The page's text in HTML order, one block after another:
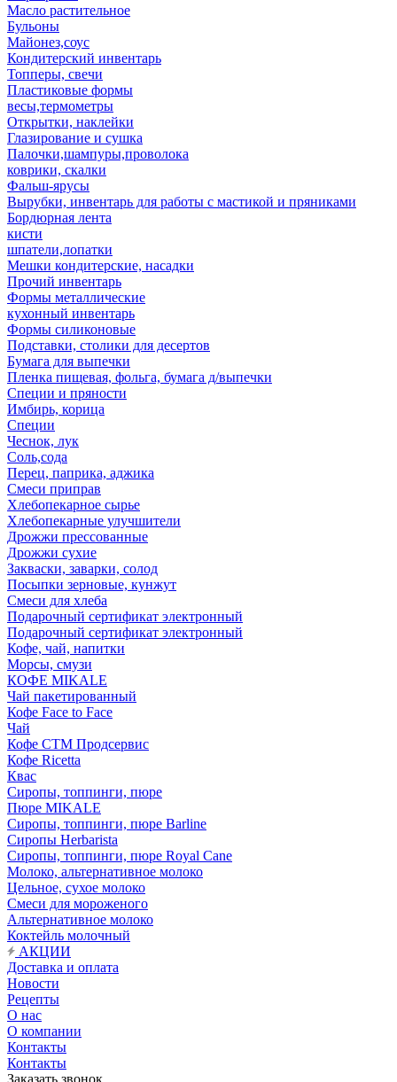
Масло растительное
Бульоны
Майонез,соус
Кондитерский инвентарь
Топперы, свечи
Пластиковые формы
весы,термометры
Открытки, наклейки
Глазирование и сушка
Палочки,шампуры,проволока
коврики, скалки
Фальш-ярусы
Вырубки, инвентарь для работы с мастикой и пряниками
Бордюрная лента
кисти
шпатели,лопатки
Мешки кондитерские, насадки
Прочий инвентарь
Формы металлические
кухонный инвентарь
Формы силиконовые
Подставки, столики для десертов
Бумага для выпечки
Пленка пищевая, фольга, бумага д/выпечки
Специи и пряности
Имбирь, корица
Специи
Чеснок, лук
Соль,сода
Перец, паприка, аджика
Смеси приправ
Хлебопекарное сырье
Хлебопекарные улучшители
Дрожжи прессованные
Дрожжи сухие
Закваски, заварки, солод
Посыпки зерновые, кунжут
Смеси для хлеба
Подарочный сертификат электронный
Подарочный сертификат электронный
Кофе, чай, напитки
Морсы, смузи
КОФЕ MIKALE
Чай пакетированный
Кофе Face to Face
Чай
Кофе СТМ Продсервис
Кофе Ricetta
Квас
Сиропы, топпинги, пюре
Пюре MIKALE
Сиропы, топпинги, пюре Barline
Сиропы Herbarista
Сиропы, топпинги, пюре Royal Cane
Молоко, альтернативное молоко
Цельное, сухое молоко
Смеси для мороженого
Альтернативное молоко
Коктейль молочный
АКЦИИ
Доставка и оплата
Новости
Рецепты
О нас
О компании
Контакты
Контакты
Заказать звонок